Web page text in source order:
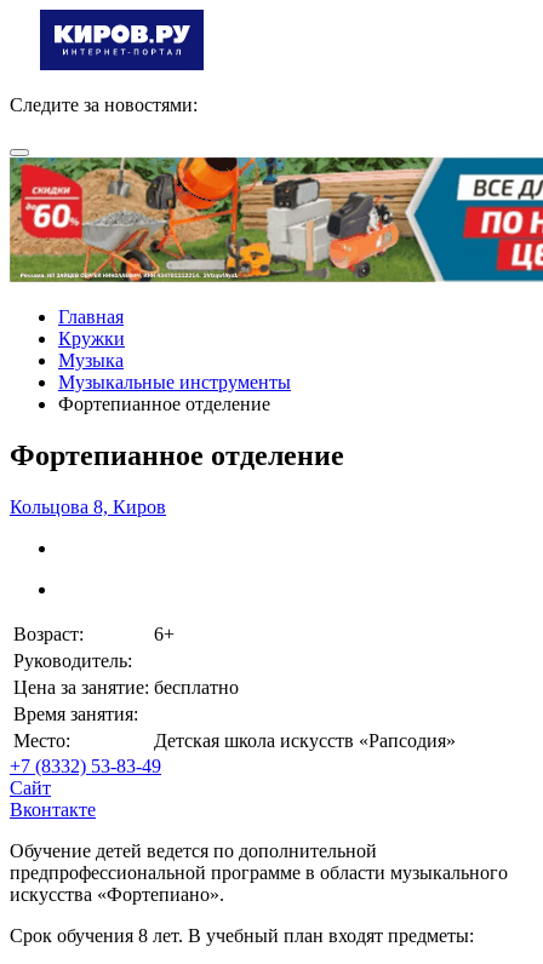
Следите за новостями:
Главная
Кружки
Музыка
Музыкальные инструменты
Фортепианное отделение
Фортепианное отделение
Кольцова 8, Киров
Возраст:
6+
Руководитель:
Цена за занятие: бесплатно
Время занятия:
Место:
Детская школа искусств «Рапсодия»
+7 (8332) 53-83-49
Сайт
Вконтакте
Обучение детей ведется по дополнительной
предпрофессиональной программе в области музыкального
искусства «Фортепиано».
Срок обучения 8 лет. В учебный план входят предметы: